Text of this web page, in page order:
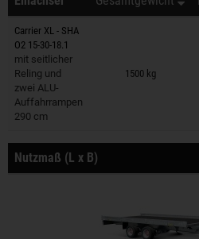
Carrier XL - SHA
O2 15-30-18.1
mit seitlicher
Reling und
zwei ALU-
Auffahrrampen
290 cm
1500 kg
Anhänger auf Merkzettel
Nutzmaß (L x B)